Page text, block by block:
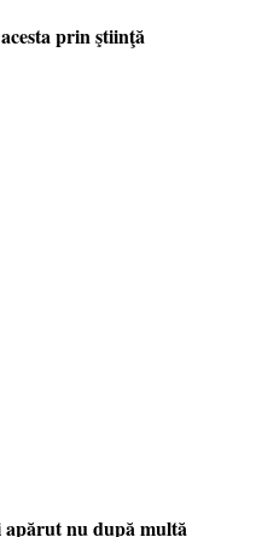
prin ştiinţă
apărut nu după multă